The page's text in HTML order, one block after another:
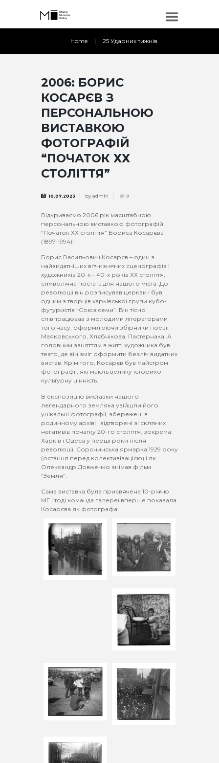
Home 25 Ударних тижнів
2006: БОРИС
КОСАРЄВ З
ПЕРСОНАЛЬНОЮ
ВИСТАВКОЮ
ФОТОГРАФІЙ
“ПОЧАТОК ХХ
СТОЛІТТЯ”
10.07.2023 byadmin 0
Відкриваємо 2006 рік масштабною
персональною виставкою фотографій
“Початок ХХ століття” Бориса Косарєва
(1897-1994)!
Борис Васильович Косарєв – один з
найвидатніших вітчизняних сценографів і
художників 20-х – 40-х років ХХ століття,
символічна постать для нашого міста. До
революції він розписував церкви і був
одним з творців харківської групи кубо-
футуристів “Союз семи”. Він тісно
співпрацював з молодими літераторами
того часу, оформлюючи збірники поезії
Маяковського, Хлєбнікова, Пастернака. А
головним заняттям в житті художника був
театр, де він зміг оформити безліч видатних
вистав. Крім того, Косарєв був майстром
фотографії, які мають велику історико-
культурну цінність.
В експозицію виставки нашого
легендарного земляка увійшли його
унікальні фотографії, збережені в
родинному архіві і відтворені зі скляних
негативів початку 20-го століття, зокрема:
Харків і Одеса у перші роки після
революції, Сорочинська ярмарка 1929 року
(остання перед колективізацією) і як
Олександр Довженко знімав фільм
“Земля”.
Сама виставка була присвячена 10-річчю
МГ і тоді команда галереї вперше показала
Косарєва як фотографа!